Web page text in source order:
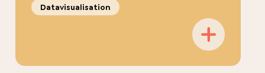
Datavisualisation